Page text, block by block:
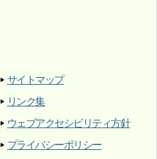
サイトマップ
リンク集
ウェブアクセシビリティ方針
プライバシーポリシー